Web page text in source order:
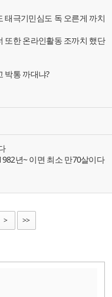
태극기민심도 독 오른게 까치
또한 온라인활동 조까치 했단
박통 까대냐?
년~ 이면 최소 만70살이다
> >>